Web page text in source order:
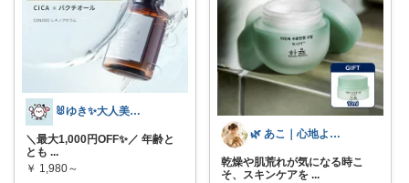
🐰ゆき✨大人美容ROOM🐰
＼最大1,000円OFF✨／ 年齢と
とも ...
￥ 1,980～
🌿 あこ｜心地よい暮らしの便利アイテム
乾燥や肌荒れが気になる時こ
そ、スキンケアを ...